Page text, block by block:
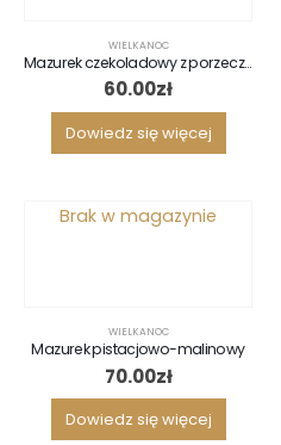
WIELKANOC
Mazurek czekoladowy z porzeczka
60.00zł
Dowiedz się więcej
Brak w magazynie
WIELKANOC
Mazurek pistacjowo-malinowy
70.00zł
Dowiedz się więcej